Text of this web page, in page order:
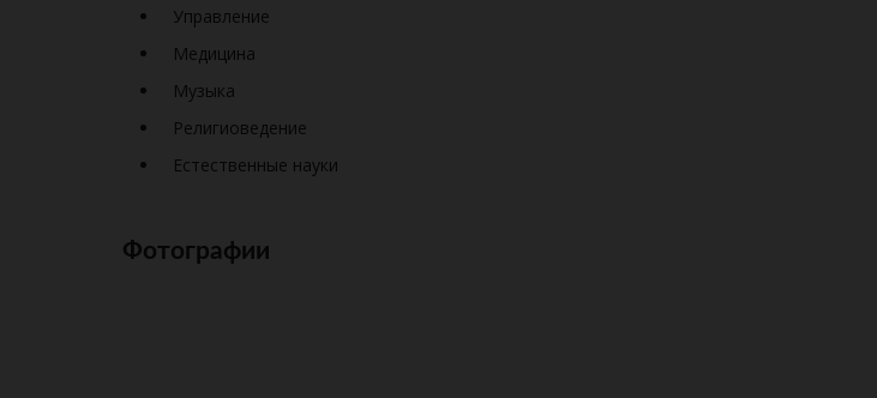
Управление
Медицина
Музыка
Религиоведение
Естественные науки
Фотографии